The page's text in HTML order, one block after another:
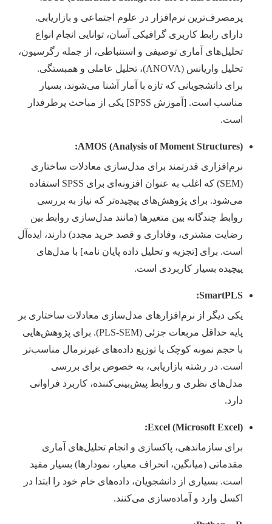
پرمصرف‌ترین نرم‌افزار در علوم اجتماعی و بازاریابی.
دارای رابط کاربری گرافیکی آسان، توانایی انجام انواع
تحلیل‌های آماری توصیفی و استنباطی، از جمله رگرسیون،
تحلیل واریانس (ANOVA)، تحلیل عاملی و همبستگی.
برای دانشجویانی که تازه با آمار آشنا می‌شوند، بسیار
مناسب است. [آموزش SPSS] یکی از مباحث پرطرفدار
است.
AMOS (Analysis of Moment Structures):
نرم‌افزاری قدرتمند برای مدل‌سازی معادلات ساختاری
(SEM) که اغلب به عنوان افزونه‌ای برای SPSS استفاده
می‌شود. برای پژوهش‌های پیچیده‌تر که نیاز به بررسی
روابط چندگانه بین متغیرها (مانند مدل‌سازی روابط بین
رضایت مشتری، وفاداری و قصد خرید مجدد) دارند، ایده‌آل
است. برای [تجزیه و تحلیل داده پایان نامه] با مدل‌های
پیچیده بسیار کاربردی است.
SmartPLS:
یکی دیگر از نرم‌افزارهای مدل‌سازی معادلات ساختاری بر
پایه حداقل مربعات جزئی (PLS-SEM). برای پژوهش‌هایی
با حجم نمونه کوچک یا توزیع داده‌های غیرنرمال مناسب‌تر
است. در رشته بازاریابی، به خصوص برای بررسی
مدل‌های نظری و روابط پیش‌بینی‌کننده، کاربرد فراوانی
دارد.
Excel (Microsoft Excel):
برای سازماندهی، پاکسازی و انجام تحلیل‌های آماری
مقدماتی (میانگین، انحراف معیار، نمودارها) بسیار مفید
است. بسیاری از دانشجویان، داده‌های خام خود را ابتدا در
اکسل وارد و آماده‌سازی می‌کنند.